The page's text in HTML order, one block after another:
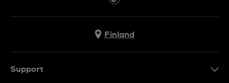
Finland
Support